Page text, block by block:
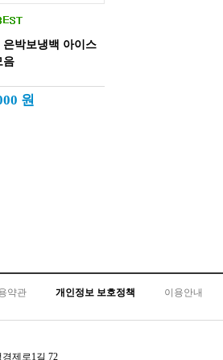
은박보냉백 아이스
음
원
약관 개인정보 보호정책 이용안내
제로1길 72